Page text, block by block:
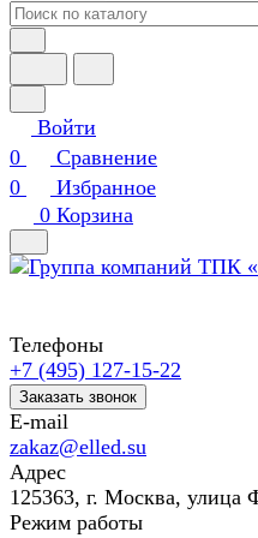
Войти
0
Сравнение
0
Избранное
0 Корзина
Телефоны
+7 (495) 127-15-22
Заказать звонок
E-mail
zakaz@elled.su
Адрес
125363, г. Москва, улица
Режим работы